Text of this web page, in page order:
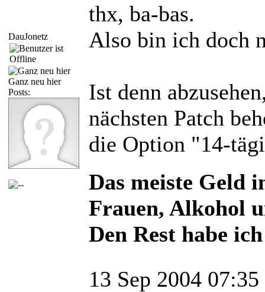
DauJonetz
Ganz neu hier
Posts:
thx, ba-bas.
Also bin ich doch
Ist denn
nächsten Patch
die Option "14-
Das meiste Geld
Frauen, Alkohol
Den Rest habe
13 Sep 2004 07:35